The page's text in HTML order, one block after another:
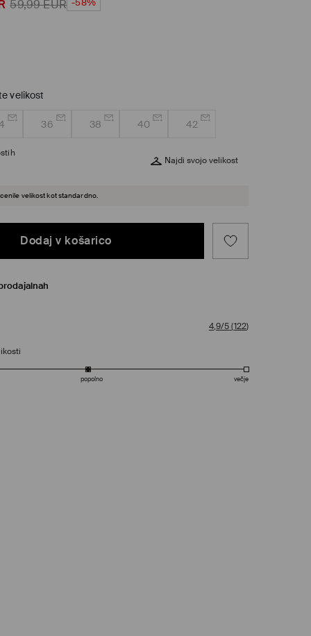
59,99EUR -58%
velikost
36 38 40 42
Najdi svojo velikost
velikost kot standardno.
Dodaj v košarico
4,9/5(122)
popolno večje